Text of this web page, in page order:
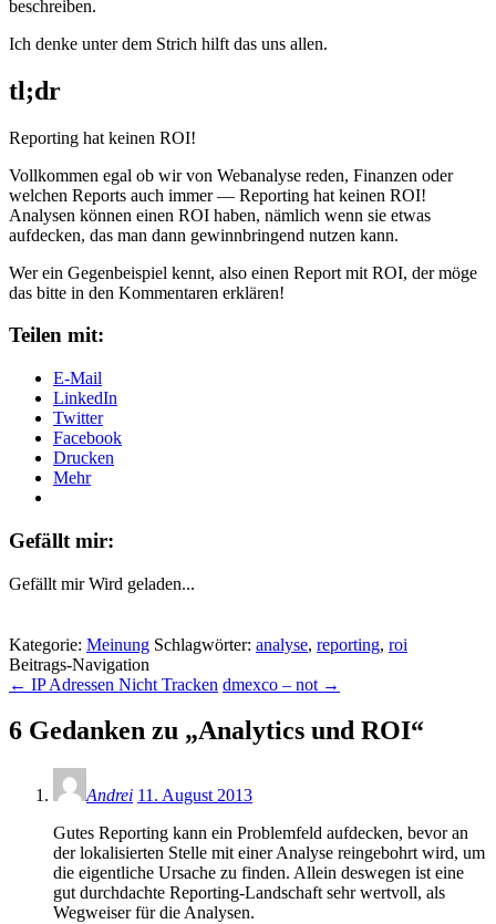
beschreiben.
Ich denke unter dem Strich hilft das uns allen.
tl;dr
Reporting hat keinen ROI!
Vollkommen egal ob wir von Webanalyse reden, Finanzen oder
welchen Reports auch immer — Reporting hat keinen ROI!
Analysen können einen ROI haben, nämlich wenn sie etwas
aufdecken, das man dann gewinnbringend nutzen kann.
Wer ein Gegenbeispiel kennt, also einen Report mit ROI, der möge
das bitte in den Kommentaren erklären!
Teilen mit:
E-Mail
LinkedIn
Twitter
Facebook
Drucken
Mehr
Gefällt mir:
Gefällt mir Wird geladen...
Kategorie: Meinung Schlagwörter: analyse, reporting, roi
Beitrags-Navigation
← IP Adressen Nicht Tracken dmexco – not →
6 Gedanken zu „Analytics und ROI“
Andrei 11. August 2013
Gutes Reporting kann ein Problemfeld aufdecken, bevor an
der lokalisierten Stelle mit einer Analyse reingebohrt wird, um
die eigentliche Ursache zu finden. Allein deswegen ist eine
gut durchdachte Reporting-Landschaft sehr wertvoll, als
Wegweiser für die Analysen.